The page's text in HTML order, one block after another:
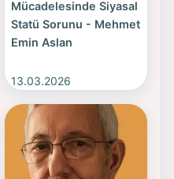
Mücadelesinde Siyasal
Statü Sorunu - Mehmet
Emin Aslan
13.03.2026